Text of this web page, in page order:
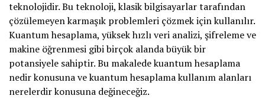
teknolojidir. Bu teknoloji, klasik bilgisayarlar tarafından
çözülemeyen karmaşık problemleri çözmek için kullanılır.
Kuantum hesaplama, yüksek hızlı veri analizi, şifreleme ve
makine öğrenmesi gibi birçok alanda büyük bir
potansiyele sahiptir. Bu makalede kuantum hesaplama
nedir konusuna ve kuantum hesaplama kullanım alanları
nerelerdir konusuna değineceğiz.